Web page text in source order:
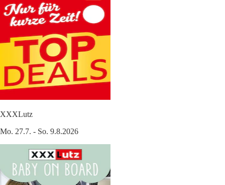
XXXLutz
Mo. 27.7. - So. 9.8.2026